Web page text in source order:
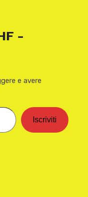
-
e avere
Iscriviti